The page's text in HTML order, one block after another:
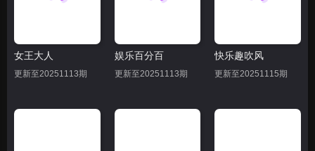
20250804上 20250804下 20250805
女王大人
更新至20251113期
娱乐百分百
更新至20251113期
快乐趣吹风
更新至20251115期